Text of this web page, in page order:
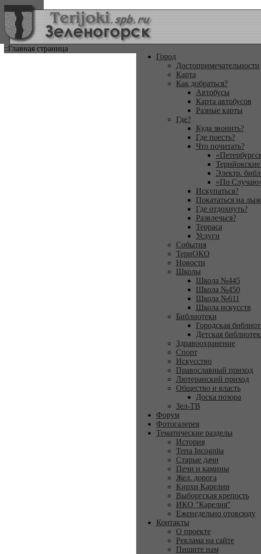
::Главная страница
Город
Достопримечательности
Карта
Как добраться?
Автобусы
Карта автобусов
Разные карты
Где?
Куда звонить?
Где поесть?
Что почитать?
Терийокские
Электр.
«По
Искупаться?
Покататься на
Где отдохнуть?
Развлечься?
Терраса
Услуги
События
ТериОКО
Новости
Школы
Школа №445
Школа №450
Школа №611
Школа искусств
Библиотеки
Городская
Детская
Здравоохранение
Спорт
Искусство
Православный приход
Лютеранский приход
Общество и власть
Доска позора
Зел-ТВ
Форум
Фотогалерея
Тематические разделы
История
Terra Incognita
Старые дачи
Печи и камины
Жел. дорога
Кирхи Карелии
Выборгская крепость
ИКО "Карелия"
Еженедельно отовсюду
Контакты
О проекте
Реклама на сайте
Пишите нам